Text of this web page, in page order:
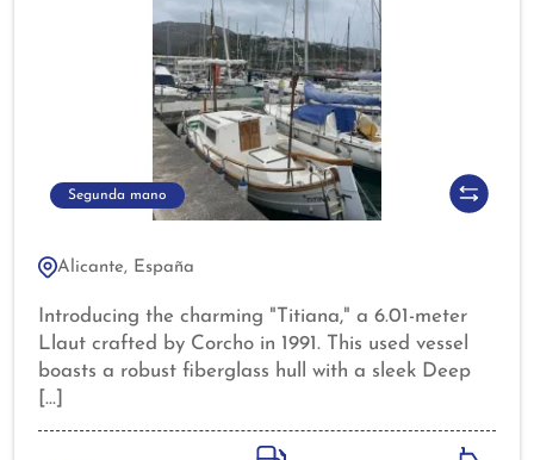
Segunda mano
Alicante, España
Introducing the charming "Titiana," a 6.01-meter
Llaut crafted by Corcho in 1991. This used vessel
boasts a robust fiberglass hull with a sleek Deep
Vee shape, ensuring stability and performance on
the water. Powered by a reliable 30 hp Nanni
diesel engine, it features a direct drive system and